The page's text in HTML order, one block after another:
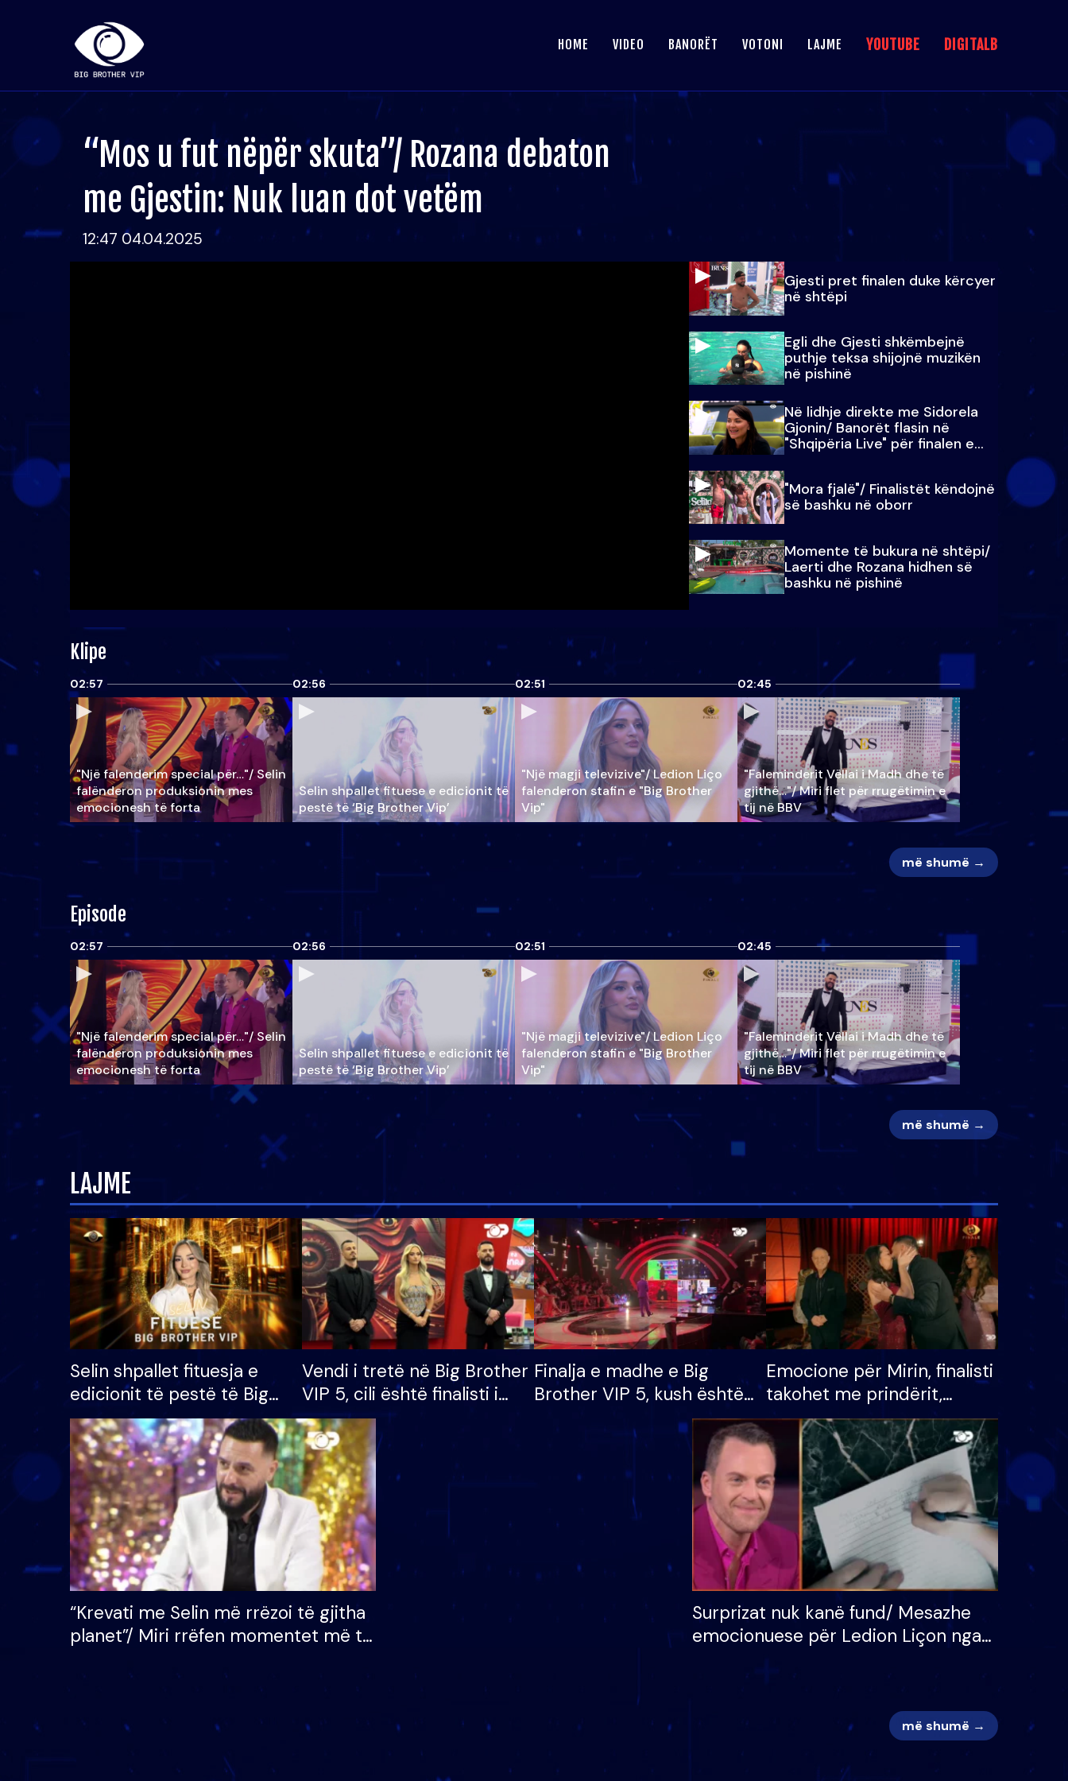
HOME VIDEO BANORËT VOTONI LAJME YOUTUBE DIGITALB
“Mos u fut nëpër skuta”/ Rozana debaton
me Gjestin: Nuk luan dot vetëm
12:47 04.04.2025
Gjesti pret finalen duke kërcyer
në shtëpi
Egli dhe Gjesti shkëmbejnë
puthje teksa shijojnë muzikën
në pishinë
Në lidhje direkte me Sidorela
Gjonin/ Banorët flasin në
"Shqipëria Live" për finalen e
madhe
"Mora fjalë"/ Finalistët këndojnë
së bashku në oborr
Momente të bukura në shtëpi/
Laerti dhe Rozana hidhen së
bashku në pishinë
Klipe
02:57
"Një falenderim special për…"/ Selin
falënderon produksionin mes
emocionesh të forta
02:56
Selin shpallet fituese e edicionit të
pestë të ‘Big Brother Vip’
02:51
"Një magji televizive"/ Ledion Liço
falenderon stafin e "Big Brother
Vip"
02:45
"Faleminderit Vëllai i Madh dhe të
gjithë…"/ Miri flet për rrugëtimin e
tij në BBV
më shumë →
Episode
02:57
"Një falenderim special për…"/ Selin
falënderon produksionin mes
emocionesh të forta
02:56
Selin shpallet fituese e edicionit të
pestë të ‘Big Brother Vip’
02:51
"Një magji televizive"/ Ledion Liço
falenderon stafin e "Big Brother
Vip"
02:45
"Faleminderit Vëllai i Madh dhe të
gjithë…"/ Miri flet për rrugëtimin e
tij në BBV
më shumë →
LAJME
Selin shpallet fituesja e
edicionit të pestë të Big
Brother VIP, rrëmben
çmimin e madh prej 100
mijë eurosh
Vendi i tretë në Big Brother
VIP 5, cili është finalisti i
radhës që lë shtëpinë
Finalja e madhe e Big
Brother VIP 5, kush është
banori i parë që lë shtëpinë
dhe humb mundësinë për
të fituar çmimin e madh
Emocione për Mirin, finalisti
takohet me prindërit,
vajzën dhe bashkëshorten:
S’kemi ndonjë letër divorci
apo jo?
“Krevati me Selin më rrëzoi të gjitha
planet”/ Miri rrëfen momentet më të
mungojë zilja e mëngjesit kur…
Surprizat nuk kanë fund/ Mesazhe
emocionuese për Ledion Liçon nga
më shumë →